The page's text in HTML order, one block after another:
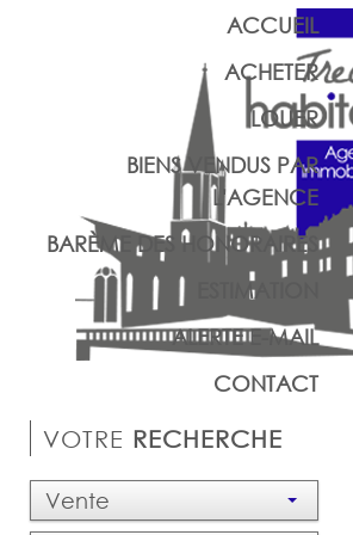
ACCUEIL
ACHETER
LOUER
BIENS VENDUS PAR
L'AGENCE
BARÈME DES HONORAIRES
ESTIMATION
ALERTE E-MAIL
CONTACT
VOTRE RECHERCHE
Vente